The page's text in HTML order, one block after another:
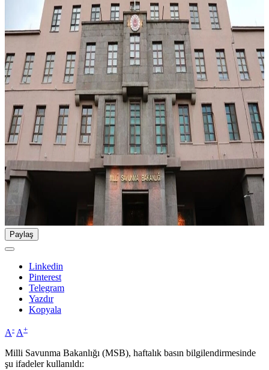
Paylaş
Linkedin
Pinterest
Telegram
Yazdır
Kopyala
A- A+
Milli Savunma Bakanlığı (MSB), haftalık basın bilgilendirmesinde
şu ifadeler kullanıldı: